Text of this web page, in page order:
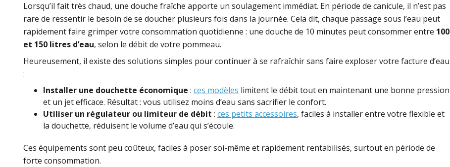
Lorsqu’il fait très chaud, une douche fraîche apporte un soulagement immédiat. En période de canicule, il n’est pas
rare de ressentir le besoin de se doucher plusieurs fois dans la journée. Cela dit, chaque passage sous l’eau peut
rapidement faire grimper votre consommation quotidienne : une douche de 10 minutes peut consommer entre 100
et 150 litres d’eau, selon le débit de votre pommeau.
Heureusement, il existe des solutions simples pour continuer à se rafraîchir sans faire exploser votre facture d’eau
:
Installer une douchette économique : ces modèles limitent le débit tout en maintenant une bonne pression
et un jet efficace. Résultat : vous utilisez moins d’eau sans sacrifier le confort.
Utiliser un régulateur ou limiteur de débit : ces petits accessoires, faciles à installer entre votre flexible et
la douchette, réduisent le volume d’eau qui s’écoule.
Ces équipements sont peu coûteux, faciles à poser soi-même et rapidement rentabilisés, surtout en période de
forte consommation.